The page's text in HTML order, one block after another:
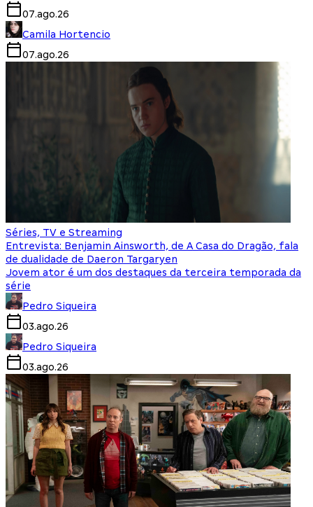
07.ago.26
Camila Hortencio
07.ago.26
Séries, TV e Streaming
Entrevista: Benjamin Ainsworth, de A Casa do Dragão, fala
de dualidade de Daeron Targaryen
Jovem ator é um dos destaques da terceira temporada da
série
Pedro Siqueira
03.ago.26
Pedro Siqueira
03.ago.26